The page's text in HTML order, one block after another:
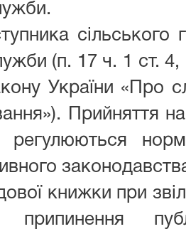
(п. 17 ч. 1 ст.
України «Про
Прийняття
регулюються
книжки при
припинення